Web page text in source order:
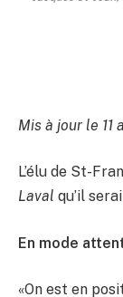
Mis à jour le 11
L’élu de St-
Laval qu’il
En mode
«On est en